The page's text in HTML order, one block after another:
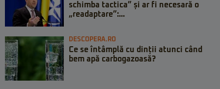
schimba tactica” și ar fi necesară o
„readaptare”:...
DESCOPERA.RO
Ce se întâmplă cu dinții atunci când
bem apă carbogazoasă?